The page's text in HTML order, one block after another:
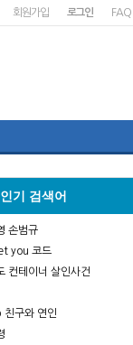
회원가입 로그인 FAQ
기 검색어
손범규
you 코드
컨테이너 살인사건
친구와 연인